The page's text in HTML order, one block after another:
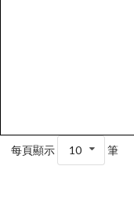
每頁顯示 10 筆